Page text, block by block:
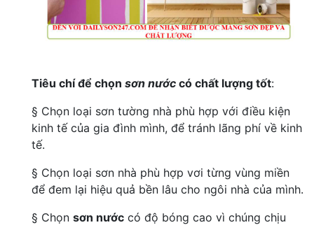
Tiêu chí để chọn sơn nước có chất lượng tốt:
§ Chọn loại sơn tường nhà phù hợp với điều kiện
kinh tế của gia đình mình, để tránh lãng phí về kinh
tế.
§ Chọn loại sơn nhà phù hợp vơi từng vùng miền
để đem lại hiệu quả bền lâu cho ngôi nhà của mình.
§ Chọn sơn nước có độ bóng cao vì chúng chịu